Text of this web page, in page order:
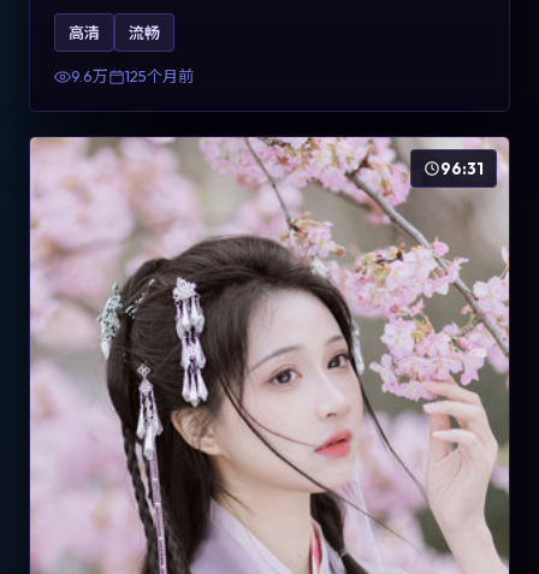
出演。剧情通过回忆与现实交错呈现记忆的可塑性，整体
完成度高，适合希望了解法国喜剧类型创作的观众在线观
高清 流畅
9.6万 125个月前
96:31